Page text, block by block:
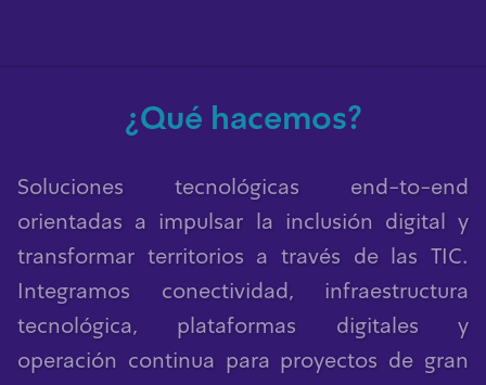
¿Qué hacemos?
Soluciones tecnológicas end-to-end
orientadas a impulsar la inclusión digital y
transformar territorios a través de las TIC.
Integramos conectividad, infraestructura
tecnológica, plataformas digitales y
operación continua para proyectos de gran